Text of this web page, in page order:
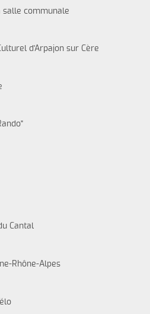
salle communale
d'Arpajon sur Cère
Cantal
Rhône-Alpes